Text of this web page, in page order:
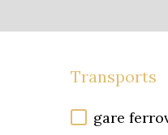
Transports
gare